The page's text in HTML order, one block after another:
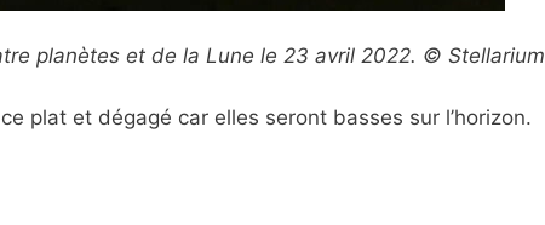
planètes et de la Lune le 23 avril 2022. © Stellarium
plat et dégagé car elles seront basses sur l’horizon.